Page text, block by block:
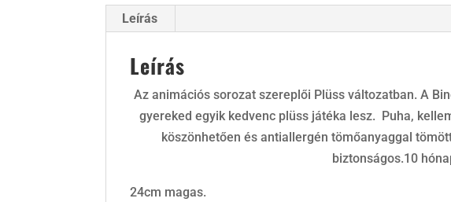
Leírás
Leírás
Az animációs sorozat szereplői Plüss változatban. A
gyereked egyik kedvenc plüss játéka lesz. Puha,
köszönhetően és antiallergén tömőanyaggal
biztonságos.10
24cm magas.